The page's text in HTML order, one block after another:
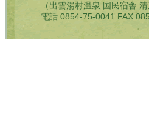
（出雲湯村温泉 国民宿舎 清
電話 0854-75-0041 FAX